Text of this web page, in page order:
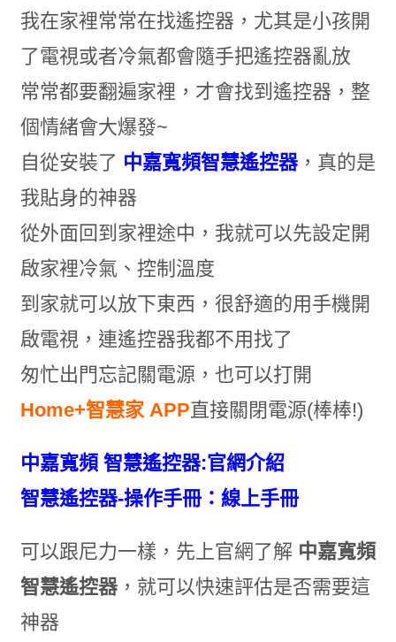
我在家裡常常在找遙控器，尤其是小孩開
了電視或者冷氣都會隨手把遙控器亂放
常常都要翻遍家裡，才會找到遙控器，整
個情緒會大爆發~
自從安裝了 中嘉寬頻智慧遙控器，真的是
我貼身的神器
從外面回到家裡途中，我就可以先設定開
啟家裡冷氣、控制溫度
到家就可以放下東西，很舒適的用手機開
啟電視，連遙控器我都不用找了
匆忙出門忘記關電源，也可以打開
Home+智慧家 APP直接關閉電源(棒棒!)
中嘉寬頻 智慧遙控器:官網介紹
智慧遙控器-操作手冊： 線上手冊
可以跟尼力一樣，先上官網了解中嘉寬頻
智慧遙控器，就可以快速評估是否需要這
神器